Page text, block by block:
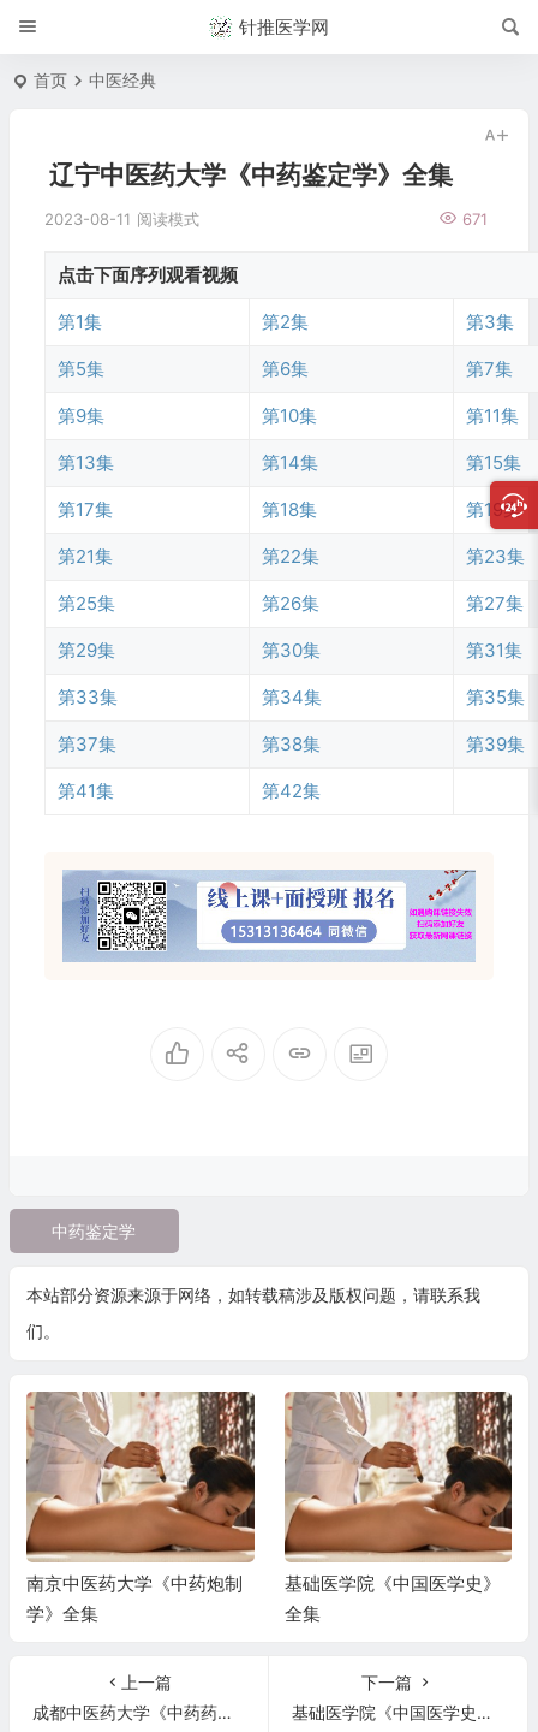
针推医学网
首页 中医经典
辽宁中医药大学《中药鉴定学》全集
2023-08-11 671
阅读模式
点击下面序列观看视频
第1集 第2集 第3集
第5集 第6集 第7集
第9集 第10集 第11集
第13集 第14集 第15集
第17集 第18集 第19集
第21集 第22集 第23集
第25集 第26集 第27集
第29集 第30集 第31集
第33集 第34集 第35集
第37集 第38集 第39集
第41集 第42集
中药鉴定学
本站部分资源来源于网络，如转载稿涉及版权问题，请联系我
们。
南京中医药大学《中药炮制
学》全集
基础医学院《中国医学史》
全集
上一篇
成都中医药大学《中药药理学》全集
下一篇
基础医学院《中国医学史》全集